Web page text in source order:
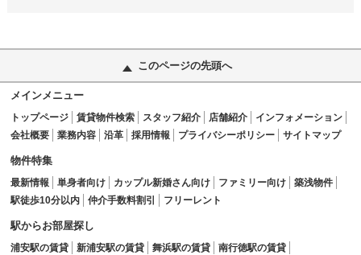
このページの先頭へ
メインメニュー
トップページ 賃貸物件検索 スタッフ紹介 店舗紹介
インフォメーション
会社概要
業務内容 沿革 採用情報 プライバシーポリシー サイトマップ
物件特集
最新情報 単身者向け カップル新婚さん向け ファミリー向け
築浅物件
駅徒歩10分以内
仲介手数料割引 フリーレント
駅からお部屋探し
浦安駅の賃貸 新浦安駅の賃貸 舞浜駅の賃貸
南行徳駅の賃貸